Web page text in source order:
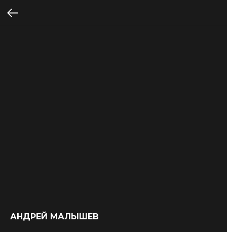
АНДРЕЙ МАЛЫШЕВ